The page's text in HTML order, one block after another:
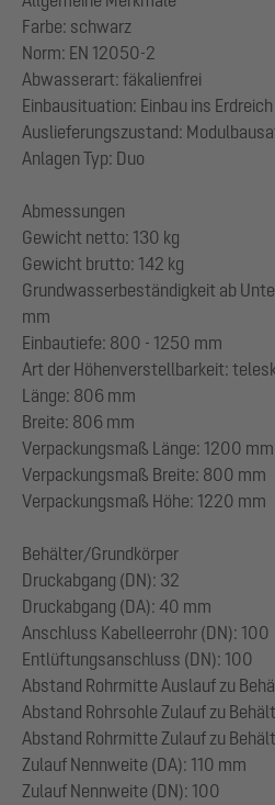
Farbe: schwarz
Norm: EN 12050-2
Abwasserart: fäkalienfrei
Einbausituation: Einbau ins Erdreich
Auslieferungszustand:
Anlagen Typ: Duo
Abmessungen
Gewicht netto: 130 kg
Gewicht brutto: 142 kg
Grundwasserbeständigkeit ab
mm
Einbautiefe: 800 - 1250 mm
Art der Höhenverstellbarkeit:
Länge: 806 mm
Breite: 806 mm
Verpackungsmaß Länge: 1200 mm
Verpackungsmaß Breite: 800 mm
Verpackungsmaß Höhe: 1220 mm
Behälter/Grundkörper
Druckabgang (DN): 32
Druckabgang (DA): 40 mm
Anschluss Kabelleerrohr (DN): 100
Entlüftungsanschluss (DN): 100
Abstand Rohrmitte Auslauf zu
Abstand Rohrsohle Zulauf zu
Abstand Rohrmitte Zulauf zu
Zulauf Nennweite (DA): 110 mm
Zulauf Nennweite (DN): 100